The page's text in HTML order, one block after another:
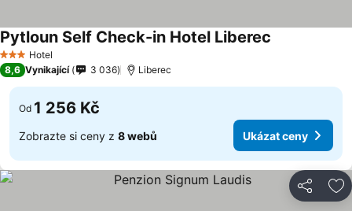
3 Počet hvězdiček
Hotel
Pytloun Self Check-in Hotel Liberec
8,6 Vynikající 3 036 Liberec
Od 1 256 Kč
Zobrazte si ceny z 8 webů Ukázat ceny
Sdílet